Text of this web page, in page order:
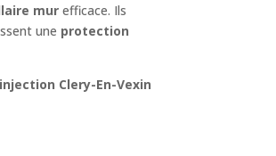
mur efficace. Ils
une protection
Clery-En-Vexin